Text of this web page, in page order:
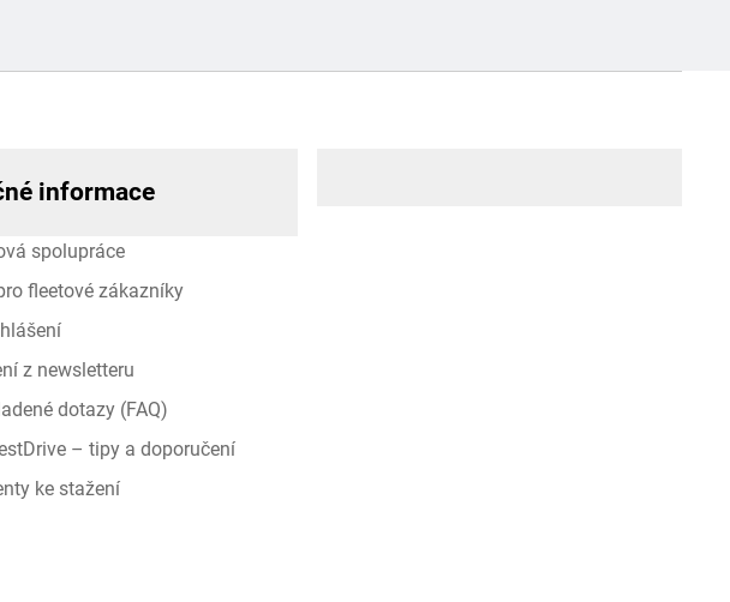
informace
spolupráce
fleetové zákazníky
z newsletteru
dotazy (FAQ)
– tipy a doporučení
ke stažení